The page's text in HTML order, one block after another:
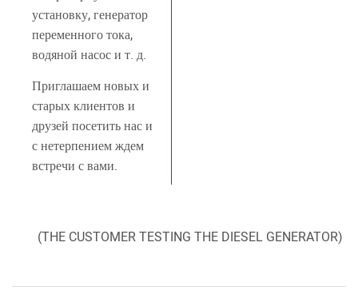
установку, генератор
переменного тока,
водяной насос и т. д.
Приглашаем новых и
старых клиентов и
друзей посетить нас и
с нетерпением ждем
встречи с вами.
(THE CUSTOMER TESTING THE DIESEL GENERATOR)